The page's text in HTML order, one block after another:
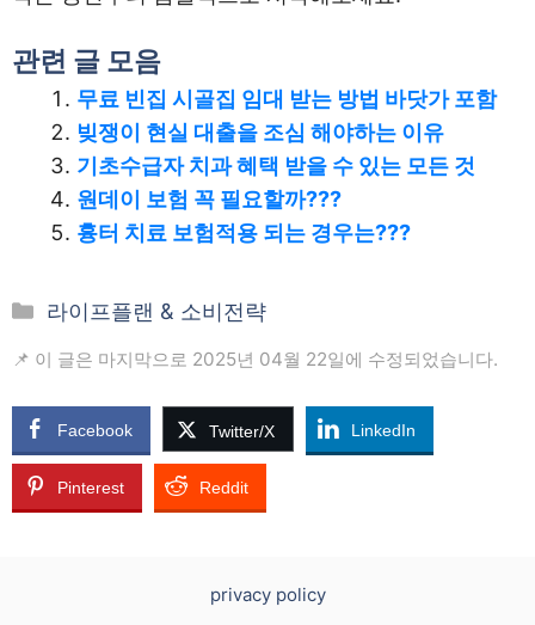
관련 글 모음
무료 빈집 시골집 임대 받는 방법 바닷가 포함
빚쟁이 현실 대출을 조심 해야하는 이유
기초수급자 치과 혜택 받을 수 있는 모든 것
원데이 보험 꼭 필요할까???
흉터 치료 보험적용 되는 경우는???
카
고
리
라이프플랜 & 소비전략
📌 이 글은 마지막으로 2025년 04월 22일에 수정되었습니다.
Facebook Twitter/X LinkedIn
Pinterest Reddit
privacy policy